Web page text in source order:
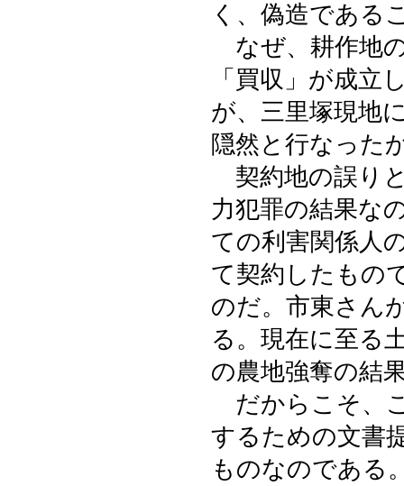
く、偽造である
なぜ、耕作地
「買収」が成立
が、三里塚現地
隠然と行なった
契約地の誤り
力犯罪の結果な
ての利害関係人
て契約したもの
のだ。市東さん
る。現在に至る
の農地強奪の結
だからこそ、
するための文書
ものなのである